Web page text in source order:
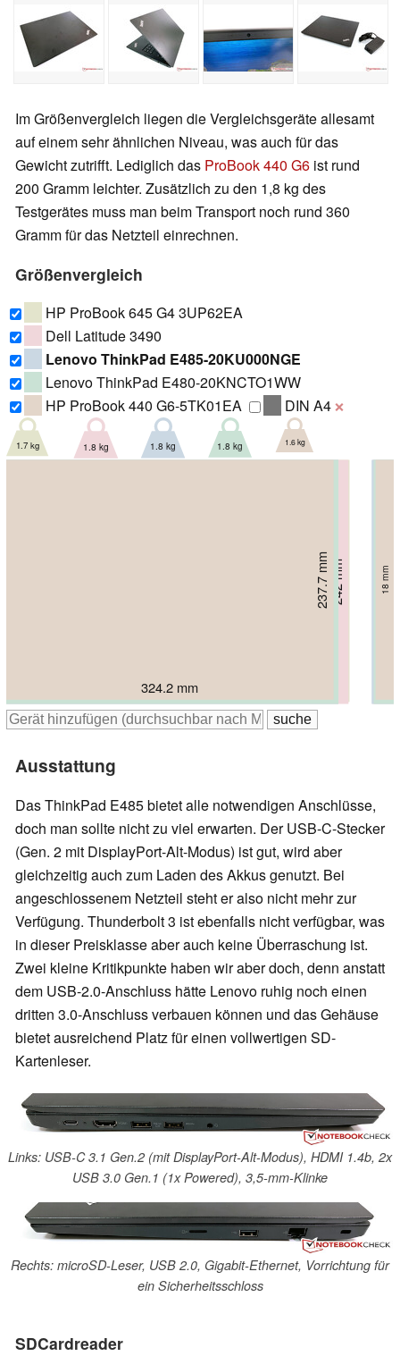
Im Größenvergleich liegen die Vergleichsgeräte allesamt
auf einem sehr ähnlichen Niveau, was auch für das
Gewicht zutrifft. Lediglich das ProBook 440 G6 ist rund
200 Gramm leichter. Zusätzlich zu den 1,8 kg des
Testgerätes muss man beim Transport noch rund 360
Gramm für das Netzteil einrechnen.
Größenvergleich
HP ProBook 645 G4 3UP62EA
Dell Latitude 3490
Lenovo ThinkPad E485-20KU000NGE
Lenovo ThinkPad E480-20KNCTO1WW
HP ProBook 440 G6-5TK01EA
DIN A4 ❌
340 mm
240 mm 20.9 mm
1.7 kg
339 mm
242 mm 21 mm
1.8 kg
329 mm
242 mm 21.9 mm
1.8 kg
329 mm
242 mm 19.9 mm
1.8 kg
324.2 mm
237.7 mm 18 mm
1.6 kg
Ausstattung
Das ThinkPad E485 bietet alle notwendigen Anschlüsse,
doch man sollte nicht zu viel erwarten. Der USB-C-Stecker
(Gen. 2 mit DisplayPort-Alt-Modus) ist gut, wird aber
gleichzeitig auch zum Laden des Akkus genutzt. Bei
angeschlossenem Netzteil steht er also nicht mehr zur
Verfügung. Thunderbolt 3 ist ebenfalls nicht verfügbar, was
in dieser Preisklasse aber auch keine Überraschung ist.
Zwei kleine Kritikpunkte haben wir aber doch, denn anstatt
dem USB-2.0-Anschluss hätte Lenovo ruhig noch einen
dritten 3.0-Anschluss verbauen können und das Gehäuse
bietet ausreichend Platz für einen vollwertigen SD-
Kartenleser.
Links: USB-C 3.1 Gen.2 (mit DisplayPort-Alt-Modus), HDMI 1.4b, 2x
USB 3.0 Gen.1 (1x Powered), 3,5-mm-Klinke
Rechts: microSD-Leser, USB 2.0, Gigabit-Ethernet, Vorrichtung für
ein Sicherheitsschloss
SDCardreader